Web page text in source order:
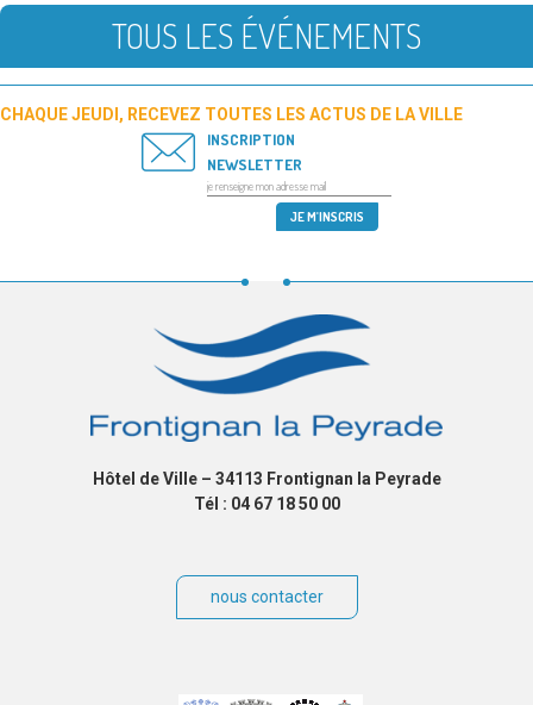
TOUS LES ÉVÉNEMENTS
CHAQUE JEUDI, RECEVEZ TOUTES LES ACTUS DE LA VILLE
INSCRIPTION
NEWSLETTER
Hôtel de Ville – 34113 Frontignan la Peyrade
Tél : 04 67 18 50 00
nous contacter